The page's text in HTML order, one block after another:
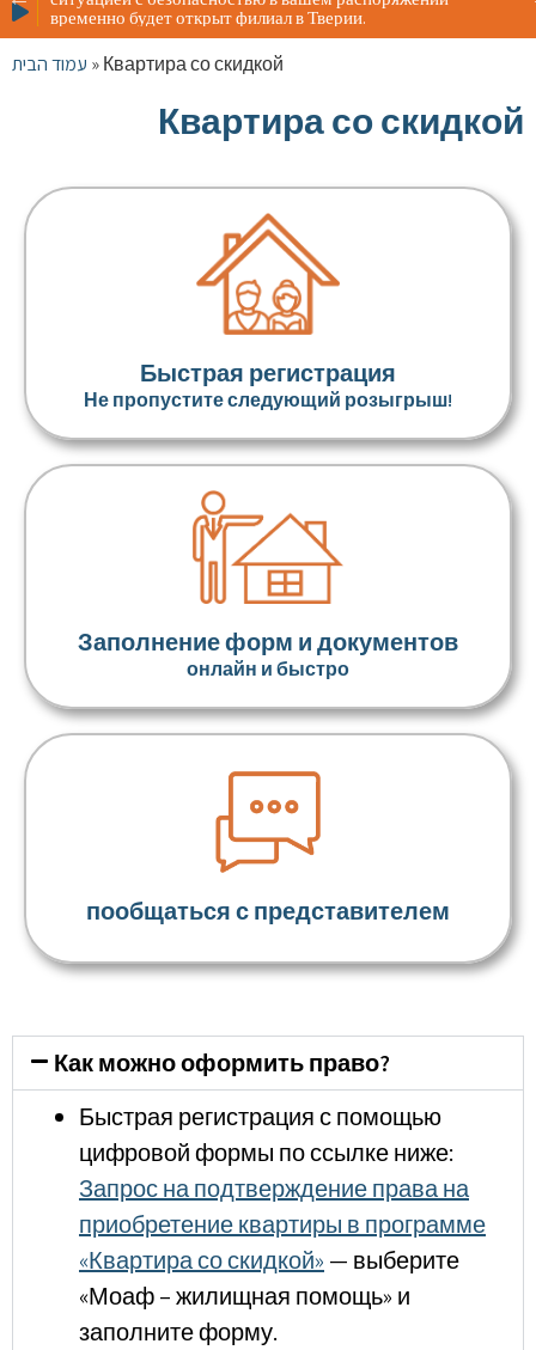
временно будет открыт филиал в Тверии.
עמוד הבית »Квартира со скидкой
Квартира со скидкой
Быстрая регистрация
Не пропустите следующий розыгрыш!
Заполнение форм и документов
онлайн и быстро
пообщаться с представителем
Как можно оформить право?
Быстрая регистрация с помощью
цифровой формы по ссылке ниже:
Запрос на подтверждение права на
приобретение квартиры в программе
«Квартира со скидкой» — выберите
«Моаф – жилищная помощь» и
заполните форму.